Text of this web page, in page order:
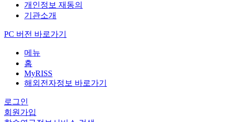
개인정보 재동의
기관소개
PC 버전 바로가기
메뉴
홈
MyRISS
해외전자정보 바로가기
로그인
회원가입